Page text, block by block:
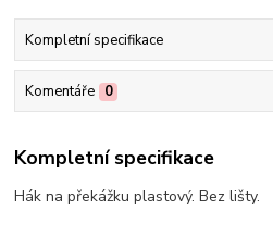
Kompletní specifikace
Komentáře 0
Kompletní specifikace
Hák na překážku plastový. Bez lišty.